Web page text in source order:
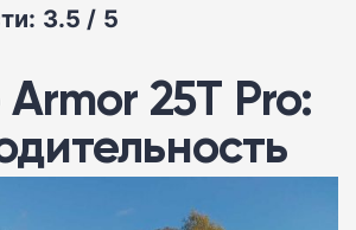
3.5 / 5
25T Pro: